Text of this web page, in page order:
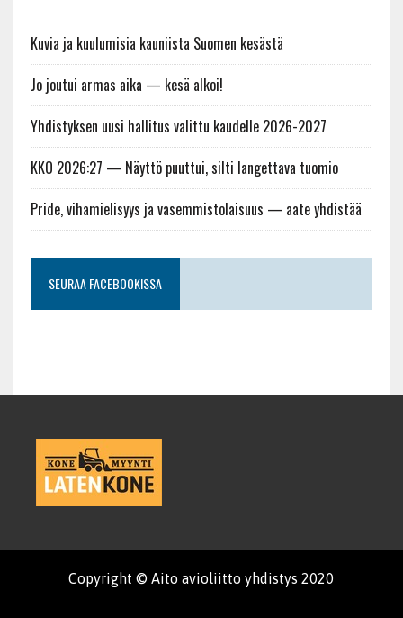
Kuvia ja kuulumisia kauniista Suomen kesästä
Jo joutui armas aika — kesä alkoi!
Yhdistyksen uusi hallitus valittu kaudelle 2026-2027
KKO 2026:27 — Näyttö puuttui, silti langettava tuomio
Pride, vihamielisyys ja vasemmistolaisuus — aate yhdistää
SEURAA FACEBOOKISSA
Copyright © Aito avioliitto yhdistys 2020